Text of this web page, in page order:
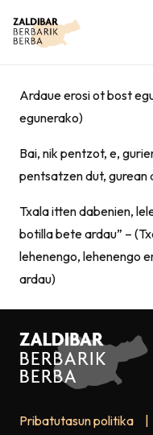
Ardaue erosi ot bost
egunerako)
Bai, nik pentzot, e,
pentsatzen dut,
Txala itten dabenien,
botilla bete ardau” –
lehenengo, lehenengo
ardau)
Pribatutasun politika